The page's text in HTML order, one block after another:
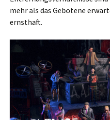
mehr als das Gebotene
ernsthaft.